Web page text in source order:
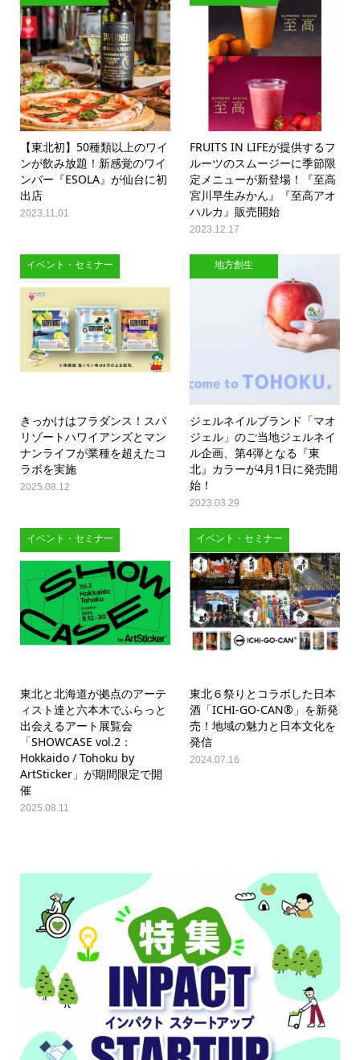
【東北初】50種類以上のワイ
ンが飲み放題！新感覚のワイ
ンバー『ESOLA』が仙台に初
出店
2023.11.01
FRUITS IN LIFEが提供するフ
ルーツのスムージーに季節限
定メニューが新登場！『至高
宮川早生みかん』『至高アオ
ハルカ』販売開始
2023.12.17
イベント・セミナー
きっかけはフラダンス！スパ
リゾートハワイアンズとマン
ナンライフが業種を超えたコ
ラボを実施
2025.08.12
地方創生
ジェルネイルブランド「マオ
ジェル」のご当地ジェルネイ
ル企画、第4弾となる『東
北』カラーが4月1日に発売開
始！
2023.03.29
イベント・セミナー
東北と北海道が拠点のアーテ
ィスト達と六本木でふらっと
出会えるアート展覧会
「SHOWCASE vol.2：
Hokkaido / Tohoku by
ArtSticker」が期間限定で開
催
2025.08.11
イベント・セミナー
東北６祭りとコラボした日本
酒「ICHI-GO-CAN®」を新発
売！地域の魅力と日本文化を
発信
2024.07.16